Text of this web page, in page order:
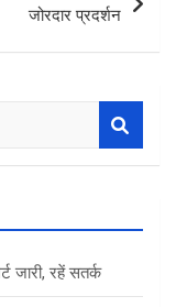
जोरदार प्रदर्शन
जारी, रहें सतर्क